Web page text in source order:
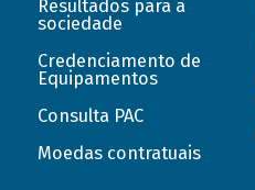
Resultados para a
sociedade
Credenciamento de
Equipamentos
Consulta PAC
Moedas contratuais